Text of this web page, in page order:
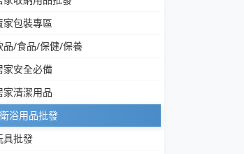
家包裝專區
品/食品/保健/保養
家安全必備
家清潔用品
衛浴用品批發
具批發